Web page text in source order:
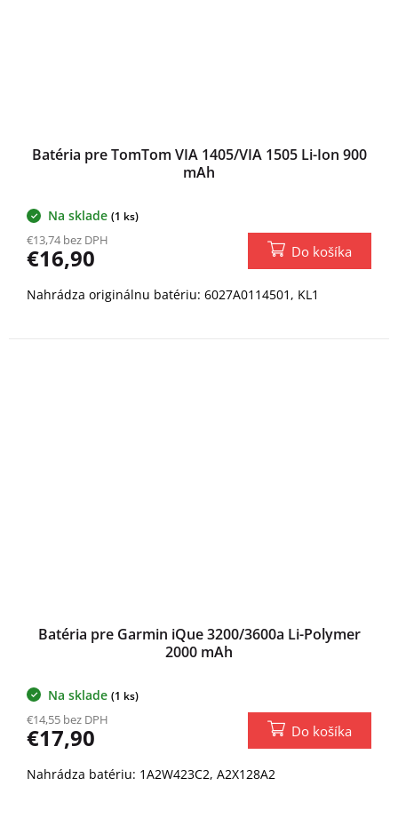
Batéria pre TomTom VIA 1405/VIA 1505 Li-Ion 900
mAh
Na sklade (1 ks)
€13,74 bez DPH
€16,90 Do košíka
Nahrádza originálnu batériu: 6027A0114501, KL1
Batéria pre Garmin iQue 3200/3600a Li-Polymer
2000 mAh
Na sklade (1 ks)
€14,55 bez DPH
€17,90 Do košíka
Nahrádza batériu: 1A2W423C2, A2X128A2